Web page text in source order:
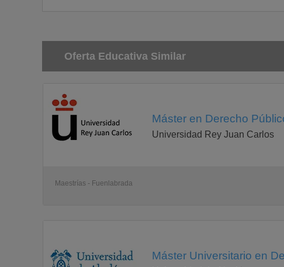
Oferta Educativa Similar
Máster en Derecho
Universidad Rey Juan Carlos
Maestrías - Fuenlabrada
Máster Universitario en